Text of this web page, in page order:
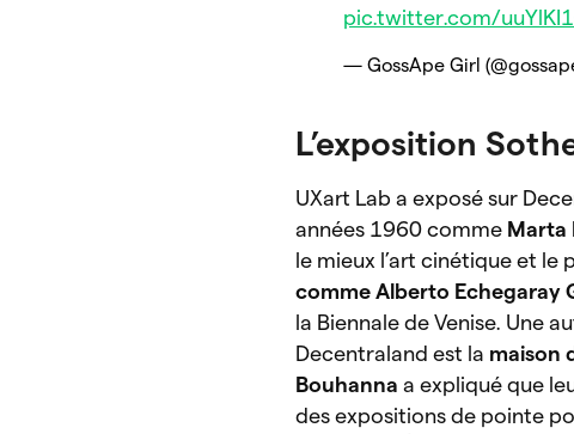
pic.twitter.com/
— GossApe Girl
L’exposition
UXart Lab a exposé sur
années 1960 comme Marta
le mieux l’art cinétique et le
comme Alberto Echegaray
la Biennale de Venise. Une
Decentraland est la maison
Bouhannaa expliqué que
des expositions de pointe